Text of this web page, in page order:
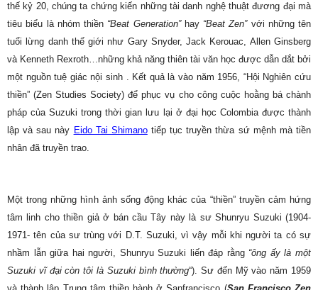
thế kỷ 20, chúng ta chứng kiến những tài danh nghệ thuật đương đại mà
tiêu biểu là nhóm thiền “Beat Generation”hay “Beat Zen”với những tên
tuổi lừng danh thế giới như Gary Snyder, Jack Kerouac, Allen Ginsberg
và Kenneth Rexroth…những khả năng thiên tài văn học được dẫn dắt bởi
một nguồn tuệ giác nội sinh . Kết quả là vào năm 1956, “Hội Nghiên cứu
thiền” (Zen Studies Society) để phục vụ cho công cuộc hoằng bá chành
pháp của Suzuki trong thời gian lưu lại ở đại học Colombia được thành
lập và sau này Eido Tai Shimanotiếp tục truyền thừa sứ mệnh mà tiền
nhân đã truyền trao.
Một trong những hình ảnh sống động khác của “thiền” truyền cảm hứng
tâm linh cho thiền giả ở bán cầu Tây này là sư Shunryu Suzuki (1904-
1971- tên của sư trùng với D.T. Suzuki, vì vậy mỗi khi người ta có sự
nhầm lẫn giữa hai người, Shunryu Suzuki liến đáp rằng “ông ấy là một
Suzuki vĩ đại còn tôi là Suzuki bình thường“). Sư đến Mỹ vào năm 1959